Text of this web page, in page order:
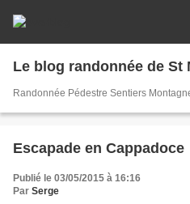
Le blog randonnée de St
Randonnée Pédestre Sentiers
Escapade en Cappadoce
Publié le 03/05/2015 à 16:16
Par Serge